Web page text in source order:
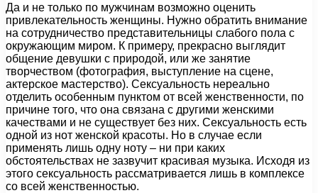
Да и не только по мужчинам возможно оценить
привлекательность женщины. Нужно обратить внимание
на сотрудничество представительницы слабого пола с
окружающим миром. К примеру, прекрасно выглядит
общение девушки с природой, или же занятие
творчеством (фотография, выступление на сцене,
актерское мастерство). Сексуальность нереально
отделить особенным пунктом от всей женственности, по
причине того, что она связана с другими женскими
качествами и не существует без них. Сексуальность есть
одной из нот женской красоты. Но в случае если
применять лишь одну ноту – ни при каких
обстоятельствах не зазвучит красивая музыка. Исходя из
этого сексуальность рассматривается лишь в комплексе
со всей женственностью.